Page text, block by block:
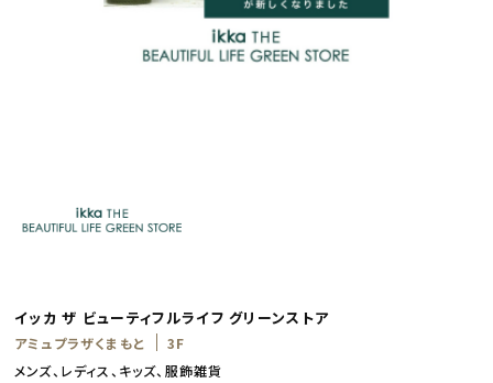
イッカ ザ ビューティフルライフ グリーンストア
アミュプラザくまもと
3F
メンズ、レディス、キッズ、服飾雑貨